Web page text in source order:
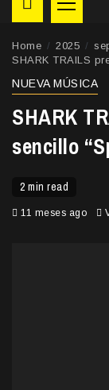
Primary
Menu
Home 2025
SHARK TRAILS
NUEVA MÚSICA
SHARK
sencillo
2 min read
11 meses ago